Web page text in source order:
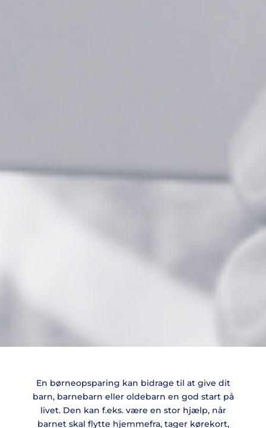
En børneopsparing kan bidrage til at give dit
barn, barnebarn eller oldebarn en god start på
livet. Den kan f.eks. være en stor hjælp, når
barnet skal flytte hjemmefra, tager kørekort,